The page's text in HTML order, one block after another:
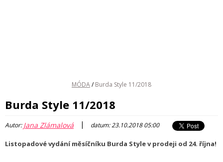
MÓDA/ Burda Style 11/2018
Burda Style 11/2018
Autor:Jana Zlámalová | datum: 23.10.2018 05:00
Listopadové vydání měsíčníku Burda Style v prodeji od 24. října!